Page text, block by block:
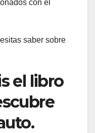
con el
el libro